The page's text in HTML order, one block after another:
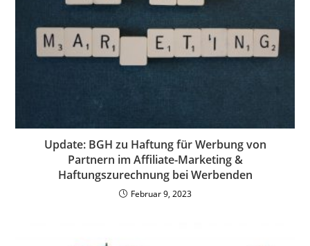
Update: BGH zu Haftung für Werbung von
Partnern im Affiliate-Marketing &
Haftungszurechnung bei Werbenden
Februar 9, 2023